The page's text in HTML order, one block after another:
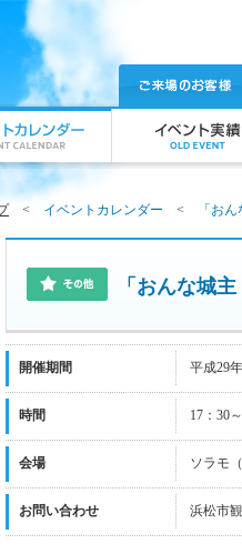
< イベントカレンダー < 「お
「おんな城
開催期間 平成29
時間 17：30
会場 ソラモ
お問い合わせ 浜松市